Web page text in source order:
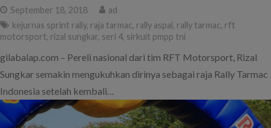
September 18, 2018
ad
kejurnas sprint rally, raja tarmac, rally aspal, rally tarmac, rft
motorsport, rizal sungkar, seri 4, sirkuit pmpp tni
gilabalap.com – Pereli nasional dari tim RFT Motorsport, Rizal
Sungkar semakin mengukuhkan dirinya sebagai raja Rally Tarmac
Indonesia setelah kembali…